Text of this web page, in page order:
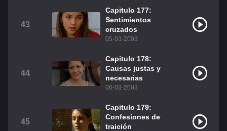
43
Capitulo 177:
Sentimientos
cruzados
05-03-2003
44
Capitulo 178:
Causas justas y
necesarias
06-03-2003
45
Capitulo 179:
Confesiones de
traición